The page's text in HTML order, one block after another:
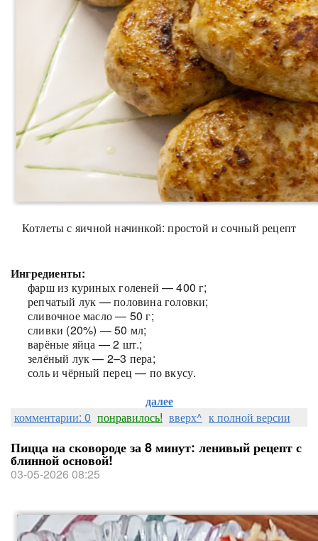
Котлеты с яичной начинкой: простой и сочный рецепт
Ингредиенты:
фарш из куриных голеней — 400 г;
репчатый лук — половина головки;
сливочное масло — 50 г;
сливки (20%) — 50 мл;
варёные яйца — 2 шт.;
зелёный лук — 2–3 пера;
соль и чёрный перец — по вкусу.
далее
комментарии: 0 понравилось! вверх^ к полной версии
Пицца на сковороде за 8 минут: ленивый рецепт с
блинной основой!
03-05-2026 08:25